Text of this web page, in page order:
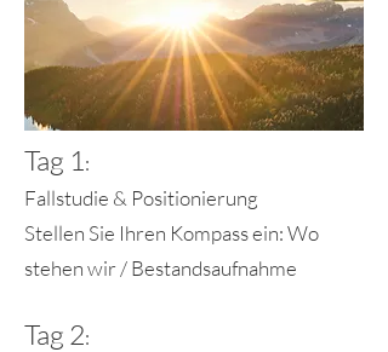
Tag 1 :
Fallstudie & Positionierung
Stellen Sie Ihren Kompass ein: Wo
stehen wir / Bestandsaufnahme
Tag 2: